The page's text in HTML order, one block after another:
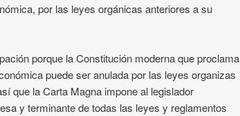
por las leyes orgánicas anteriores a su
porque la Constitución moderna que proclama
puede ser anulada por las leyes organizas
que la Carta Magna impone al legislador
y terminante de todas las leyes y reglamentos